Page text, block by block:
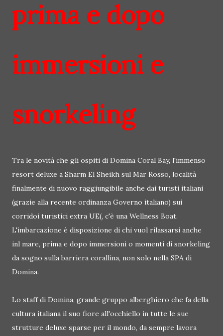
prima e dopo
immersioni e
snorkeling
Tra le novità che gli ospiti di Domina Coral Bay, l'immenso
resort deluxe a Sharm El Sheikh sul Mar Rosso, località
finalmente di nuovo raggiungibile anche dai turisti italiani
(grazie alla recente ordinanza Governo italiano) sui
corridoi turistici extra UE(, c'è una Wellness Boat.
L'imbarcazione è disposizione di chi vuol rilassarsi anche
inl mare, prima e dopo immersioni o momenti di snorkeling
da sogno sulla barriera corallina, non solo nella SPA di
Domina.
Lo staff di Domina, grande gruppo alberghiero che fa della
cultura italiana il suo fiore all'occhiello in tutte le sue
strutture deluxe sparse per il mondo, da sempre lavora